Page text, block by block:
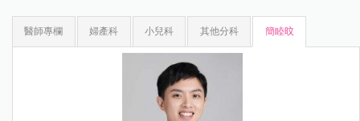
醫師專欄 婦產科 小兒科 其他分科 簡睦旼